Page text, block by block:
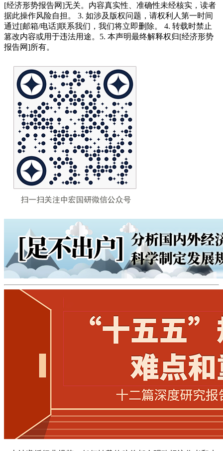
[经济形势报告网]无关。内容真实性、准确性未经核实，读者
据此操作风险自担。 3. 如涉及版权问题，请权利人第一时间
通过[邮箱/电话]联系我们，我们将立即删除。 4. 转载时禁止
篡改内容或用于违法用途。5. 本声明最终解释权归[经济形势
报告网]所有。